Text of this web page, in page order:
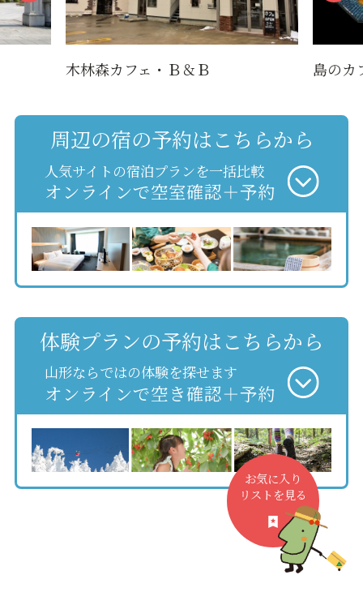
木林森カフェ・Ｂ＆Ｂ 島のカ
周辺の宿の予約はこちらから
人気サイトの宿泊プランを一括比較
オンラインで空室確認＋予約
体験プランの予約はこちらから
山形ならではの体験を探せます
オンラインで空き確認＋予約
お気に入り
リストを見る